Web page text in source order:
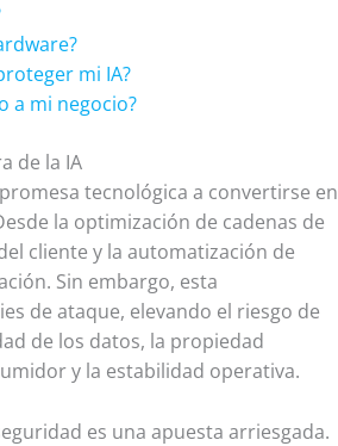
mi IA?
a mi negocio?
de la IA
tecnológica a convertirse en
la optimización de cadenas de
cliente y la automatización de
Sin embargo, esta
de ataque, elevando el riesgo de
de los datos, la propiedad
y la estabilidad operativa.
es una apuesta arriesgada.